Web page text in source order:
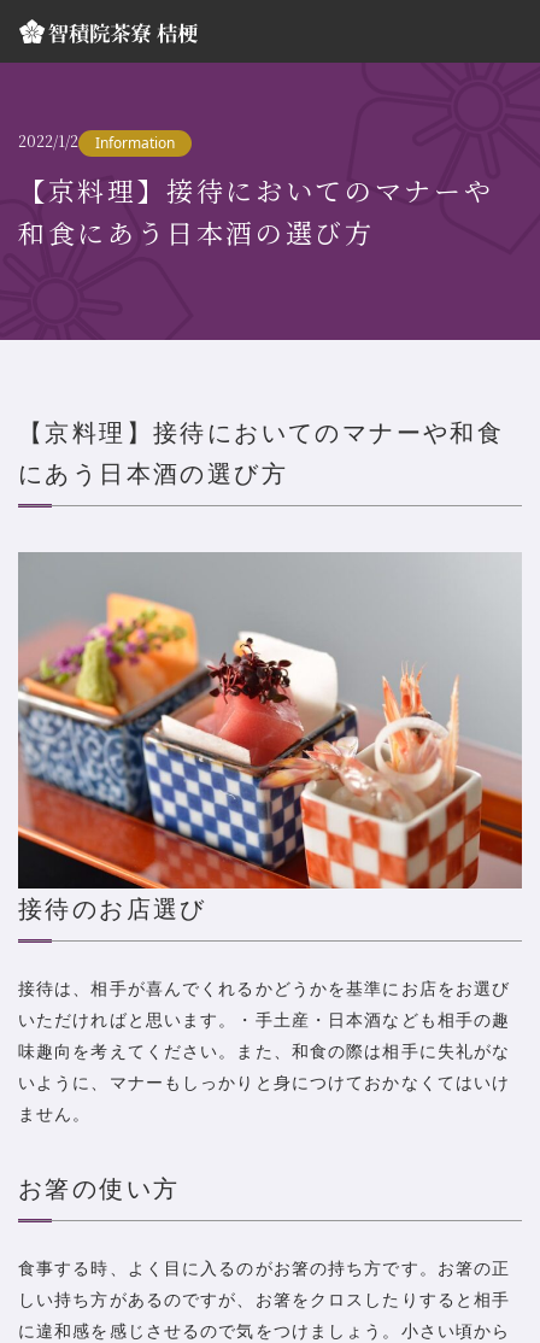
2022/1/2 Information
【京料理】接待においてのマナーや
和食にあう日本酒の選び方
【京料理】接待においてのマナーや和食
にあう日本酒の選び方
接待のお店選び
接待は、相手が喜んでくれるかどうかを基準にお店をお選び
いただければと思います。・手土産・日本酒なども相手の趣
味趣向を考えてください。また、和食の際は相手に失礼がな
いように、マナーもしっかりと身につけておかなくてはいけ
ません。
お箸の使い方
食事する時、よく目に入るのがお箸の持ち方です。お箸の正
しい持ち方があるのですが、お箸をクロスしたりすると相手
に違和感を感じさせるので気をつけましょう。小さい頃から